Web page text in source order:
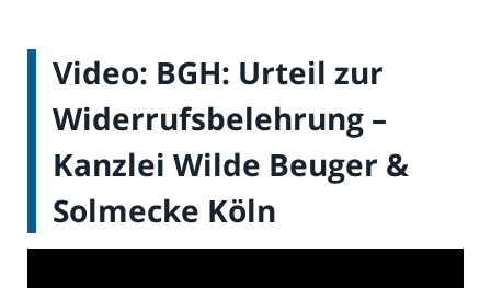
Video: BGH: Urteil zur
Widerrufsbelehrung –
Kanzlei Wilde Beuger &
Solmecke Köln